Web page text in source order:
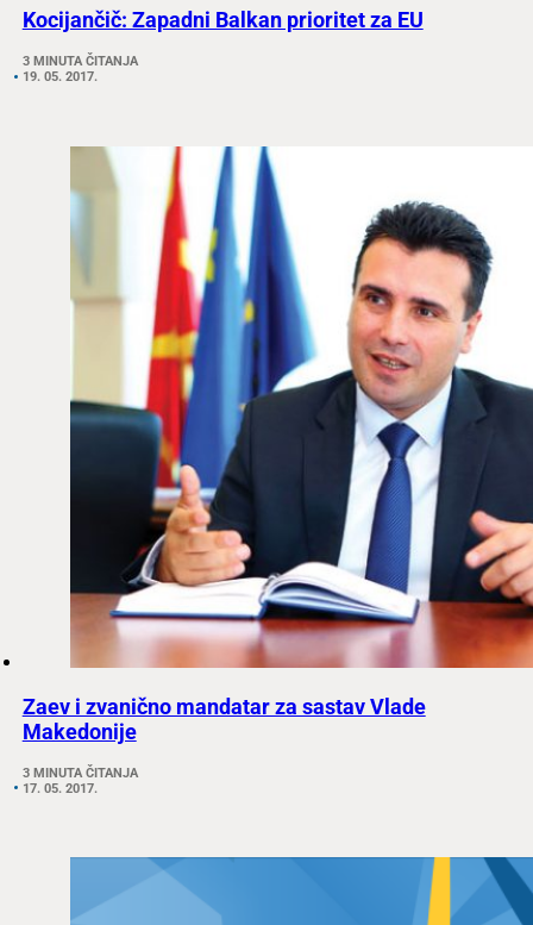
Kocijančič: Zapadni Balkan prioritet za EU
3 MINUTA ČITANJA
19. 05. 2017.
Zaev i zvanično mandatar za sastav Vlade
Makedonije
3 MINUTA ČITANJA
17. 05. 2017.